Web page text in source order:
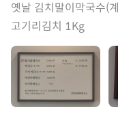
옛날 김치말이막국수(
고기리김치 1Kg